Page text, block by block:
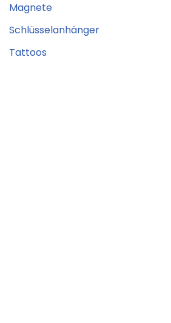
Magnete
Schlüsselanhänger
Tattoos